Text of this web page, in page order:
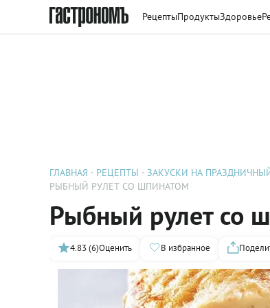
РецептыПродуктыЗдоровье
ГЛАВНАЯ РЕЦЕПТЫ
ЗАКУСКИ НА
РЫБНЫЙ РУЛЕТ СО ШПИНАТОМ
Рыбный рулет со
4.83 (6)Оценить В избранное